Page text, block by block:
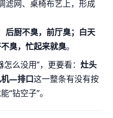
滤网、桌椅布艺上，形成
后厨不臭，前厅臭；白天
臭，忙起来就臭。
么没用”，更要看： 灶头
—排口这一整条有没有按
“钻空子”。